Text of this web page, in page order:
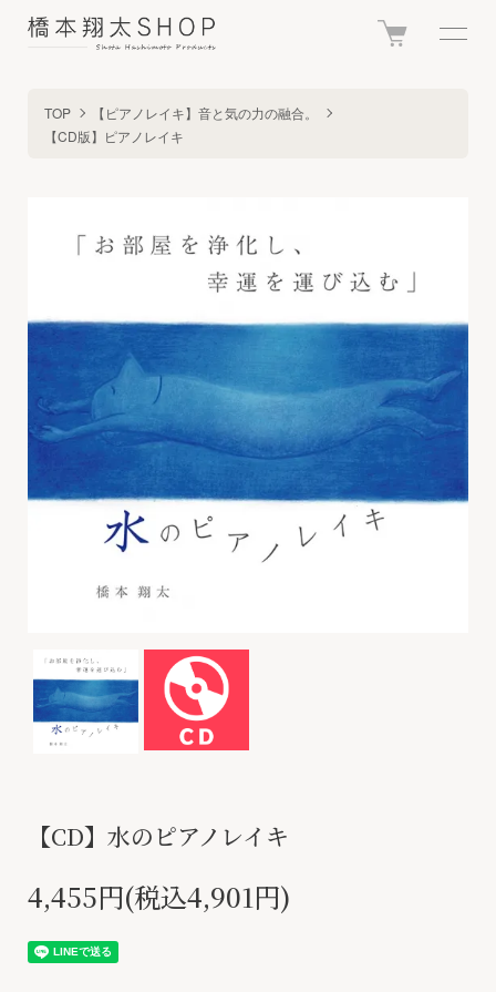
TOP
【ピアノレイキ】音と気の力の融合。
【CD版】ピアノレイキ
【CD】水のピアノレイキ
4,455円(税込4,901円)